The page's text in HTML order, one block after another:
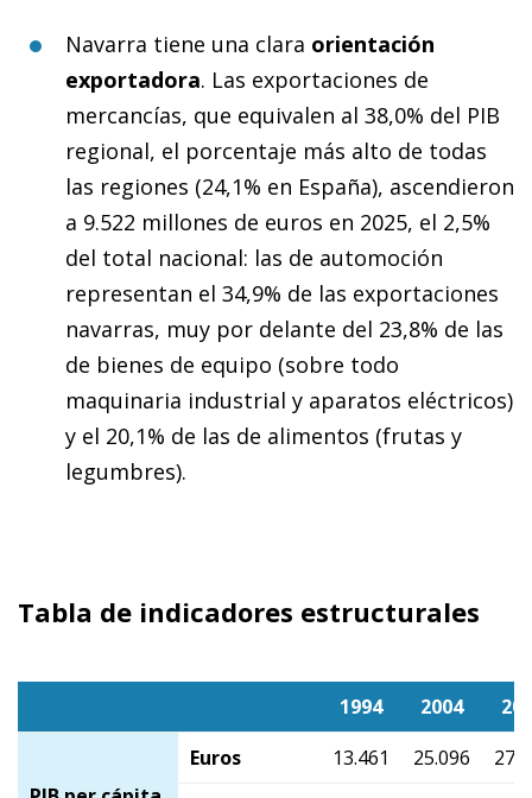
Navarra tiene una clara orientación
exportadora. Las exportaciones de
mercancías, que equivalen al 38,0% del PIB
regional, el porcentaje más alto de todas
las regiones (24,1% en España), ascendieron
a 9.522 millones de euros en 2025, el 2,5%
del total nacional: las de automoción
representan el 34,9% de las exportaciones
navarras, muy por delante del 23,8% de las
de bienes de equipo (sobre todo
maquinaria industrial y aparatos eléctricos)
y el 20,1% de las de alimentos (frutas y
legumbres).
Tabla de indicadores estructurales
1994 2004
Euros 13.461 25.096